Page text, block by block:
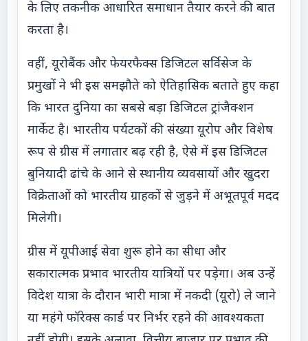
के लिए तकनीक आधारित समाधान तैयार करने की बात
करता है।
वहीं, यूरोबैंक और फेयरफैक्स डिजिटल सर्विसेज के
प्रमुखों ने भी इस समझौते को ऐतिहासिक बताते हुए कहा
कि भारत दुनिया का सबसे बड़ा डिजिटल ट्रांजैक्शन
मार्केट है। भारतीय पर्यटकों की संख्या यूरोप और विशेष
रूप से ग्रीस में लगातार बढ़ रही है, ऐसे में इस डिजिटल
बुनियादी ढांचे के आने से स्थानीय व्यवसायों और खुदरा
विक्रेताओं को भारतीय ग्राहकों से जुड़ने में अभूतपूर्व मदद
मिलेगी।
ग्रीस में यूपीआई सेवा शुरू होने का सीधा और
सकारात्मक प्रभाव भारतीय यात्रियों पर पड़ेगा। अब उन्हें
विदेश यात्रा के दौरान भारी मात्रा में नकदी (यूरो) ले जाने
या महंगे फॉरेक्स कार्ड पर निर्भर रहने की आवश्यकता